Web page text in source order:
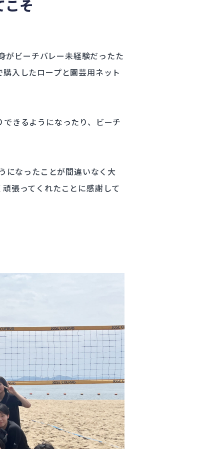
こそ
がビーチバレー未経験だったた
入したロープと園芸用ネット
きるようになったり、ビーチ
になったことが間違いなく大
張ってくれたことに感謝して